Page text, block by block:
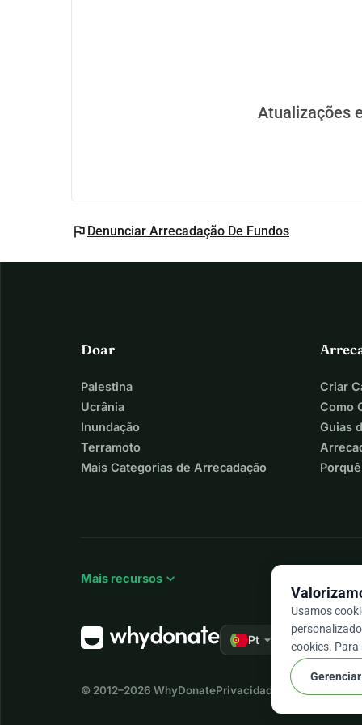
Atualizações
flag Denunciar Arrecadação De Fundos
Doar
Palestina
Ucrânia
Inundação
Terramoto
Mais Categorias de Arrecadação
Criar
Como
Guias
Mais recursos expand_more
Pt arrow_drop_down ★★★★★
© 2012–2026 WhyDonatePrivacidade e cookies
Usamos
cookies. Para